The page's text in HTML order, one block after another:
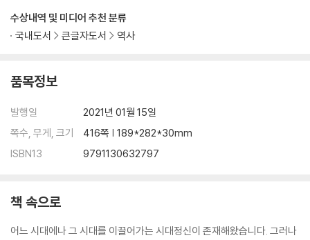
수상내역 및 미디어 추천 분류
국내도서
큰글자도서 역사
품목정보
발행일
2021년 01월 15일
쪽수, 무게, 크기
416쪽 | 189*282*30mm
ISBN13
9791130632797
책 속으로
어느 시대에나 그 시대를 이끌어가는 시대정신이 존재해왔습니다. 그러나